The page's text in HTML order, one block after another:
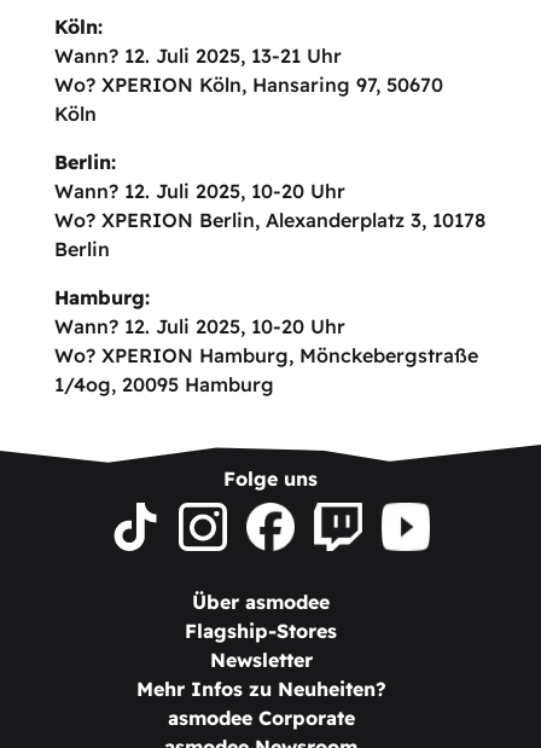
Köln:
Wann? 12. Juli 2025, 13-21 Uhr
Wo? XPERION Köln, Hansaring 97, 50670
Köln
Berlin:
Wann? 12. Juli 2025, 10-20 Uhr
Wo? XPERION Berlin, Alexanderplatz 3, 10178
Berlin
Hamburg:
Wann? 12. Juli 2025, 10-20 Uhr
Wo? XPERION Hamburg, Mönckebergstraße
1/4og, 20095 Hamburg
Folge uns
Über asmodee
Flagship-Stores
Newsletter
Mehr Infos zu Neuheiten?
asmodee Corporate